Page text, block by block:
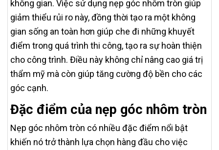
không gian. Việc sử dụng nẹp góc nhôm tròn giúp
giảm thiểu rủi ro này, đồng thời tạo ra một không
gian sống an toàn hơn giúp che đi những khuyết
điểm trong quá trình thi công, tạo ra sự hoàn thiện
cho công trình. Điều này không chỉ nâng cao giá trị
thẩm mỹ mà còn giúp tăng cường độ bền cho các
góc cạnh.
Đặc điểm của nẹp góc nhôm tròn
Nẹp góc nhôm tròn có nhiều đặc điểm nổi bật
khiến nó trở thành lựa chọn hàng đầu cho việc